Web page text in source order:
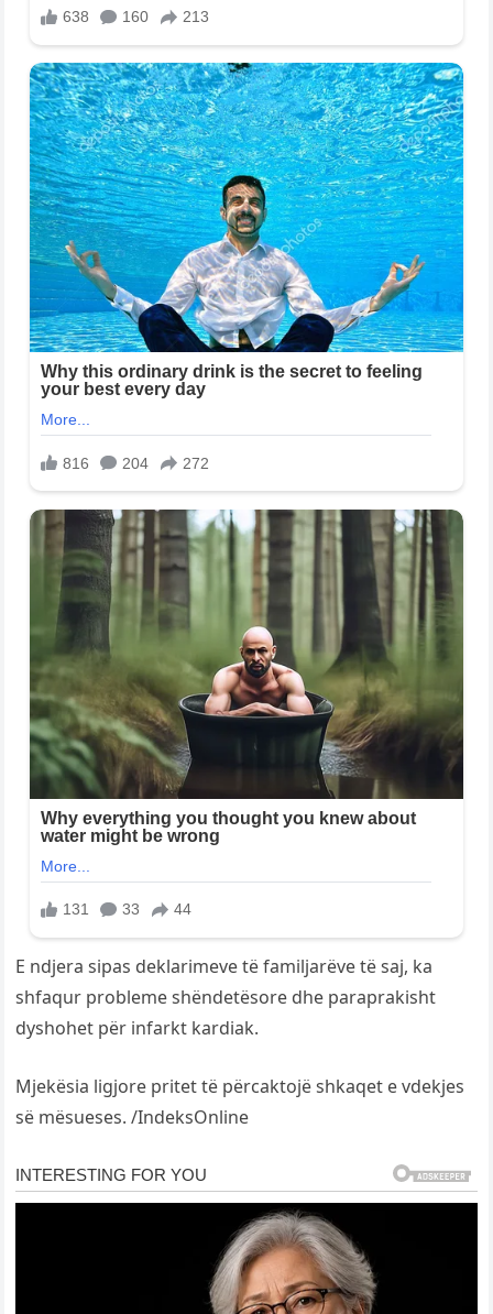
E ndjera sipas deklarimeve të familjarëve të saj, ka
shfaqur probleme shëndetësore dhe paraprakisht
dyshohet për infarkt kardiak.
Mjekësia ligjore pritet të përcaktojë shkaqet e vdekjes
së mësueses. /IndeksOnline